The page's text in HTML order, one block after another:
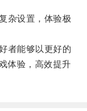
杂设置，体验极
者能够以更好的
体验，高效提升